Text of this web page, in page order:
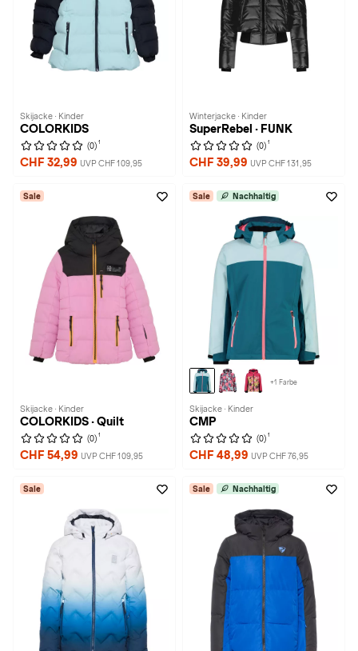
Skijacke · Kinder
COLORKIDS
(0) 1
CHF 32,99 UVP CHF 109,95
Winterjacke · Kinder
SuperRebel · FUNK
(0) 1
CHF 39,99 UVP CHF 131,95
Sale
Skijacke · Kinder
COLORKIDS · Quilt
(0) 1
CHF 54,99 UVP CHF 109,95
Sale Nachhaltig
+1 Farbe
Skijacke · Kinder
CMP
(0) 1
CHF 48,99 UVP CHF 76,95
Sale Sale Nachhaltig